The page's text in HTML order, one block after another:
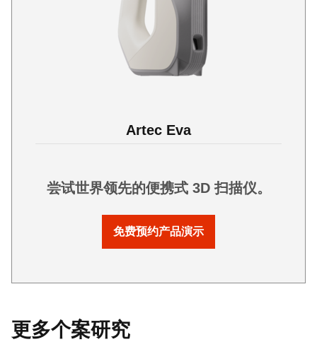
Artec Eva
尝试世界领先的便携式 3D 扫描仪。
免费预约产品演示
更多个案研究